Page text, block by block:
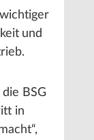
und
BSG
in